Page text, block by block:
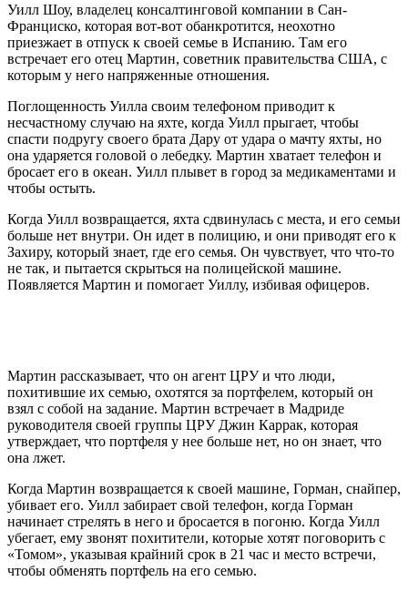
Уилл Шоу, владелец консалтинговой компании в Сан-
Франциско, которая вот-вот обанкротится, неохотно
приезжает в отпуск к своей семье в Испанию. Там его
встречает его отец Мартин, советник правительства США, с
которым у него напряженные отношения.
Поглощенность Уилла своим телефоном приводит к
несчастному случаю на яхте, когда Уилл прыгает, чтобы
спасти подругу своего брата Дару от удара о мачту яхты, но
она ударяется головой о лебедку. Мартин хватает телефон и
бросает его в океан. Уилл плывет в город за медикаментами и
чтобы остыть.
Когда Уилл возвращается, яхта сдвинулась с места, и его семьи
больше нет внутри. Он идет в полицию, и они приводят его к
Захиру, который знает, где его семья. Он чувствует, что что-то
не так, и пытается скрыться на полицейской машине.
Появляется Мартин и помогает Уиллу, избивая офицеров.
Мартин рассказывает, что он агент ЦРУ и что люди,
похитившие их семью, охотятся за портфелем, который он
взял с собой на задание. Мартин встречает в Мадриде
руководителя своей группы ЦРУ Джин Каррак, которая
утверждает, что портфеля у нее больше нет, но он знает, что
она лжет.
Когда Мартин возвращается к своей машине, Горман, снайпер,
убивает его. Уилл забирает свой телефон, когда Горман
начинает стрелять в него и бросается в погоню. Когда Уилл
убегает, ему звонят похитители, которые хотят поговорить с
«Томом», указывая крайний срок в 21 час и место встречи,
чтобы обменять портфель на его семью.